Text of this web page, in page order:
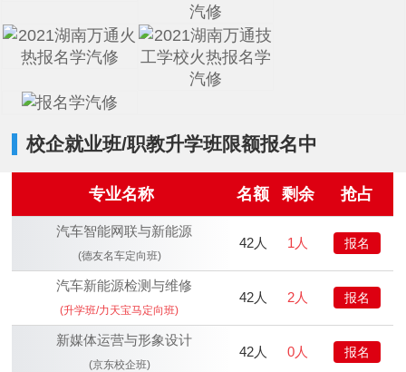
校企就业班/职教升学班限额报名中
专业名称 名额 剩余 抢占
汽车智能网联与新能源
(德友名车定向班)
42人 1人 报名
汽车新能源检测与维修
(升学班/力天宝马定向班)
42人 2人 报名
新媒体运营与形象设计
(京东校企班)
42人 0人 报名